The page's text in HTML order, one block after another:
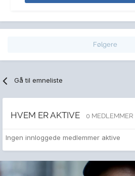
Følgere
Gå til emneliste
HVEM ER AKTIVE 0 MEDLEMMER
Ingen innloggede medlemmer aktive